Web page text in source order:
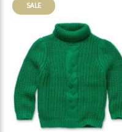
SALE